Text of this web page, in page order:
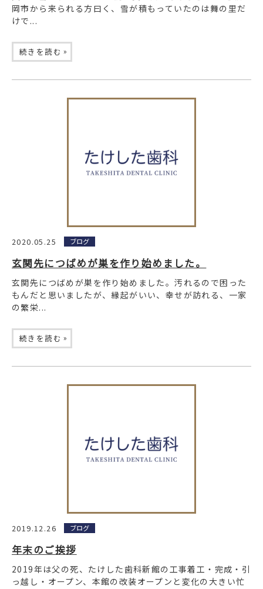
岡市から来られる方曰く、雪が積もっていたのは舞の里だ
けで...
続きを読む »
2020.05.25 ブログ
玄関先につばめが巣を作り始めました。
玄関先につばめが巣を作り始めました。汚れるので困った
もんだと思いましたが、縁起がいい、幸せが訪れる、一家
の繁栄...
続きを読む »
2019.12.26 ブログ
年末のご挨拶
2019年は父の死、たけした歯科新館の工事着工・完成・引
っ越し・オープン、本館の改装オープンと変化の大きい忙